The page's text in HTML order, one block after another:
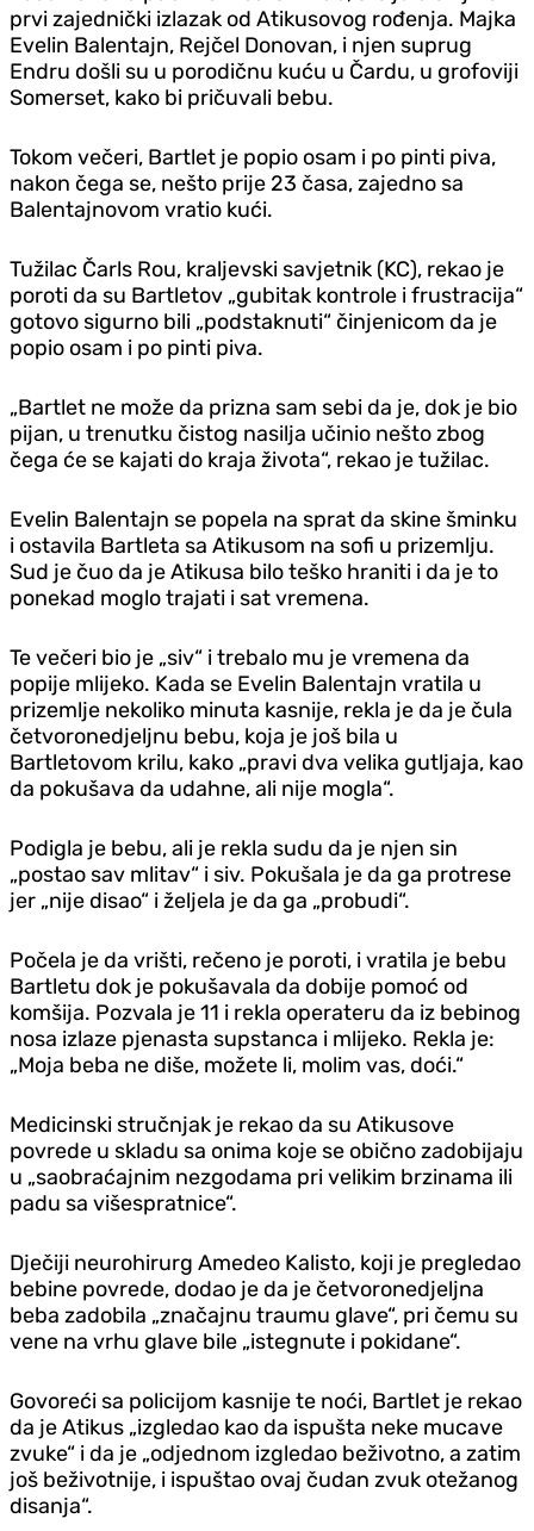
prvi zajednički izlazak od Atikusovog rođenja. Majka
Evelin Balentajn, Rejčel Donovan, i njen suprug
Endru došli su u porodičnu kuću u Čardu, u grofoviji
Somerset, kako bi pričuvali bebu.
Tokom večeri, Bartlet je popio osam i po pinti piva,
nakon čega se, nešto prije 23 časa, zajedno sa
Balentajnovom vratio kući.
Tužilac Čarls Rou, kraljevski savjetnik (KC), rekao je
poroti da su Bartletov „gubitak kontrole i frustracija“
gotovo sigurno bili „podstaknuti“ činjenicom da je
popio osam i po pinti piva.
„Bartlet ne može da prizna sam sebi da je, dok je bio
pijan, u trenutku čistog nasilja učinio nešto zbog
čega će se kajati do kraja života“, rekao je tužilac.
Evelin Balentajn se popela na sprat da skine šminku
i ostavila Bartleta sa Atikusom na sofi u prizemlju.
Sud je čuo da je Atikusa bilo teško hraniti i da je to
ponekad moglo trajati i sat vremena.
Te večeri bio je „siv“ i trebalo mu je vremena da
popije mlijeko. Kada se Evelin Balentajn vratila u
prizemlje nekoliko minuta kasnije, rekla je da je čula
četvoronedjeljnu bebu, koja je još bila u
Bartletovom krilu, kako „pravi dva velika gutljaja, kao
da pokušava da udahne, ali nije mogla“.
Podigla je bebu, ali je rekla sudu da je njen sin
„postao sav mlitav“ i siv. Pokušala je da ga protrese
jer „nije disao“ i željela je da ga „probudi“.
Počela je da vrišti, rečeno je poroti, i vratila je bebu
Bartletu dok je pokušavala da dobije pomoć od
komšija. Pozvala je 11 i rekla operateru da iz bebinog
nosa izlaze pjenasta supstanca i mlijeko. Rekla je:
„Moja beba ne diše, možete li, molim vas, doći.“
Medicinski stručnjak je rekao da su Atikusove
povrede u skladu sa onima koje se obično zadobijaju
u „saobraćajnim nezgodama pri velikim brzinama ili
padu sa višespratnice“.
Dječiji neurohirurg Amedeo Kalisto, koji je pregledao
bebine povrede, dodao je da je četvoronedjeljna
beba zadobila „značajnu traumu glave“, pri čemu su
vene na vrhu glave bile „istegnute i pokidane“.
Govoreći sa policijom kasnije te noći, Bartlet je rekao
da je Atikus „izgledao kao da ispušta neke mucave
zvuke“ i da je „odjednom izgledao beživotno, a zatim
još beživotnije, i ispuštao ovaj čudan zvuk otežanog
disanja“.